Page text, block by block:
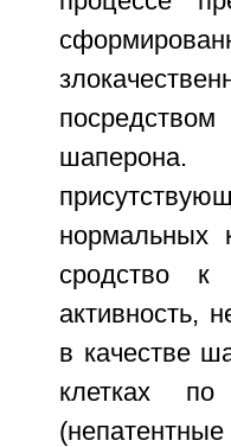
шаперона.
нормальных
сродство к
активность,
в качестве
клетках